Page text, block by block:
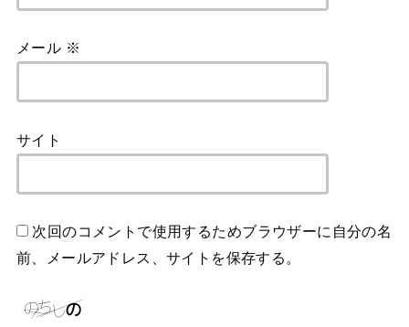
メール ※
サイト
次回のコメントで使用するためブラウザーに自分の名
前、メールアドレス、サイトを保存する。